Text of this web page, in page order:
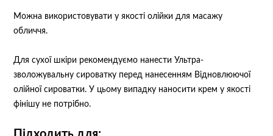
Можна використовувати у якості олійки для масажу
обличчя.
Для сухої шкіри рекомендуємо нанести Ультра-
зволожувальну сироватку перед нанесенням Відновлюючої
олійної сироватки. У цьому випадку наносити крем у якості
фінішу не потрібно.